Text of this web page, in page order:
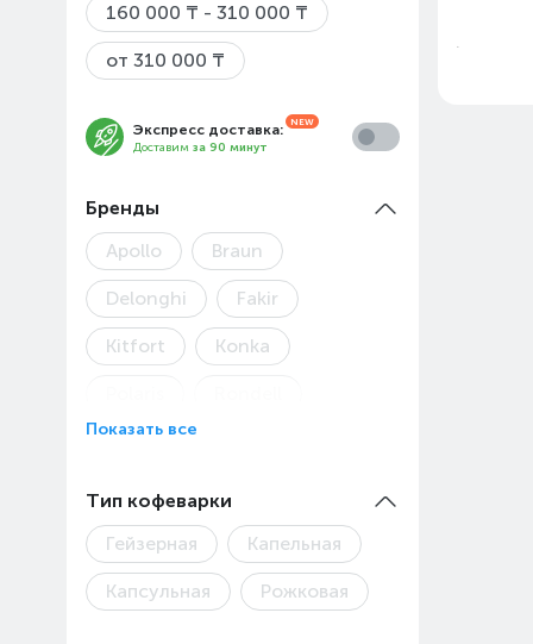
160 000 ₸ - 310 000 ₸
от 310 000 ₸
Экспресс доставка:
Доставим за 90 минут
Бренды
Apollo
Braun
Delonghi Fakir
Kitfort Konka
Vitek
Показать все
Тип кофеварки
Гейзерная
Капельная
Капсульная Рожковая